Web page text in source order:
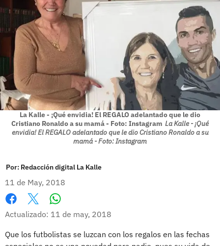
La Kalle - ¡Qué envidia! El REGALO adelantado que le dio
Cristiano Ronaldo a su mamá - Foto: Instagram La Kalle - ¡Qué
envidia! El REGALO adelantado que le dio Cristiano Ronaldo a su
mamá - Foto: Instagram
Por: Redacción digital La Kalle
11 de May, 2018
Facebook
X
Actualizado: 11 de may, 2018
Que los futbolistas se luzcan con los regalos en las fechas